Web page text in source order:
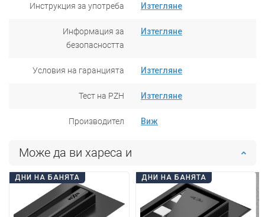
Инструкция за употреба Изтегляне
Информация за
безопасността
Изтегляне
Условия на гаранцията Изтегляне
Тест на PZH Изтегляне
Производител Виж
Може да ви хареса и
ДНИ НА БАНЯТА ДНИ НА БАНЯТА